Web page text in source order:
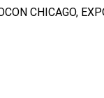
CHICAGO,